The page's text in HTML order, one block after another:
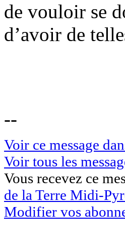
de vouloir se
d’avoir de
--
Voir ce message
Voir tous les
Vous recevez ce
de la Terre Midi-
Modifier vos